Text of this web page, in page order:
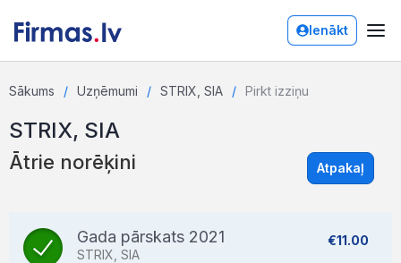
Ienākt
Sākums Uzņēmumi STRIX, SIA Pirkt izziņu
STRIX, SIA
Ātrie norēķini Atpakaļ
Gada pārskats 2021
STRIX, SIA
€11.00